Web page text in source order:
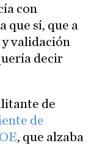
con
que sí, que a
validación
decir
de
de
, que alzaba